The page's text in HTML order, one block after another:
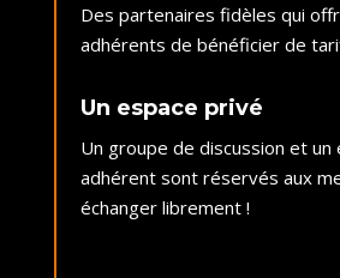
Des partenaires fidèles qui
adhérents de bénéficier de
Un espace privé
Un groupe de discussion et un
adhérent sont réservés aux
échanger librement !